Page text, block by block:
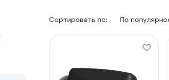
Сортировать по: По